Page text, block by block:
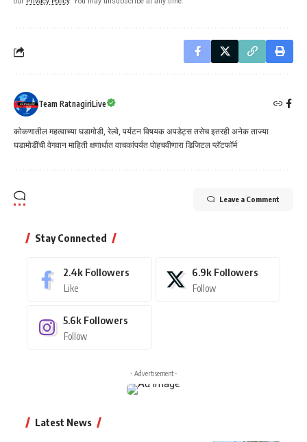
Team RatnagiriLive
कोकणातील महत्वाच्या घडामोडी, रेल्वे, पर्यटन विषयक अपडेट्स तसेच इतरही अनेक ताज्या
घडामोडींची वेगवान माहिती क्षणार्धात वाचकांपर्यत पोहचवीणारा डिजिटल प्लॅटफॉर्म
Leave a Comment
Stay Connected
2.4k Followers
Like
6.9k Followers
Follow
5.6k Followers
Follow
- Advertisement -
Latest News